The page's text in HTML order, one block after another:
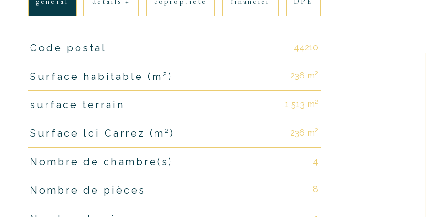
TRAD_PAMPERO_Caracteristique
Code postal 44210
Surface habitable (m²) 236 m²
surface terrain 1 513 m²
Surface loi Carrez (m²) 236 m²
Nombre de chambre(s) 4
Nombre de pièces 8